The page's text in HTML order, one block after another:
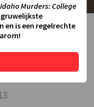
komst tweede
Murders: College
en is een regelrechte